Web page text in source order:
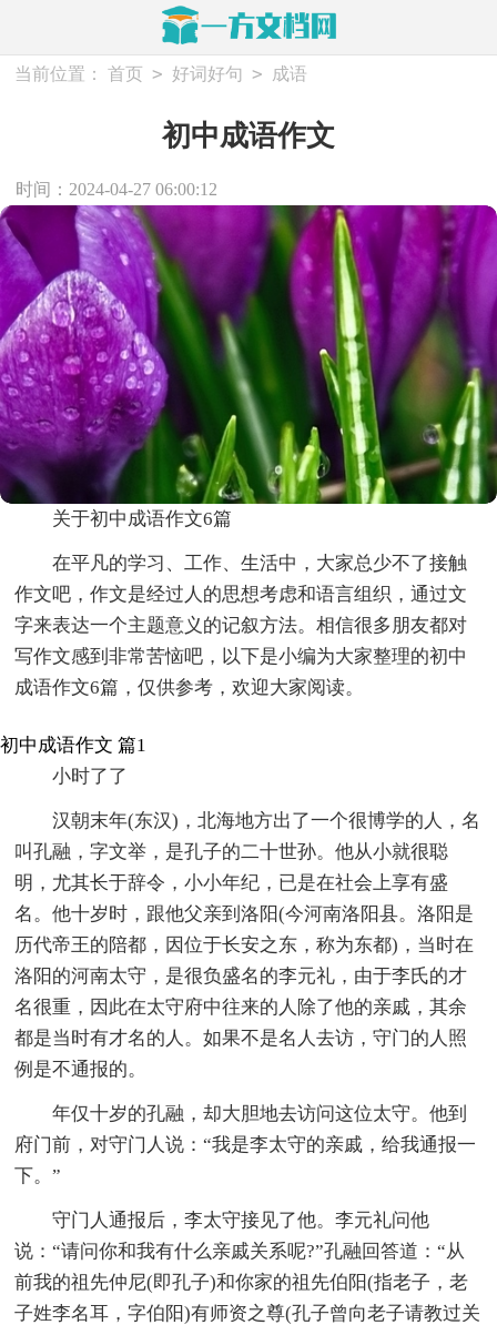
当前位置： 首页 > 好词好句 > 成语
初中成语作文
时间：2024-04-27 06:00:12
关于初中成语作文6篇
在平凡的学习、工作、生活中，大家总少不了接触
作文吧，作文是经过人的思想考虑和语言组织，通过文
字来表达一个主题意义的记叙方法。相信很多朋友都对
写作文感到非常苦恼吧，以下是小编为大家整理的初中
成语作文6篇，仅供参考，欢迎大家阅读。
初中成语作文 篇1
小时了了
汉朝末年(东汉)，北海地方出了一个很博学的人，名
叫孔融，字文举，是孔子的二十世孙。他从小就很聪
明，尤其长于辞令，小小年纪，已是在社会上享有盛
名。他十岁时，跟他父亲到洛阳(今河南洛阳县。洛阳是
历代帝王的陪都，因位于长安之东，称为东都)，当时在
洛阳的河南太守，是很负盛名的李元礼，由于李氏的才
名很重，因此在太守府中往来的人除了他的亲戚，其余
都是当时有才名的人。如果不是名人去访，守门的人照
例是不通报的。
年仅十岁的孔融，却大胆地去访问这位太守。他到
府门前，对守门人说：“我是李太守的亲戚，给我通报一
下。”
守门人通报后，李太守接见了他。李元礼问他
说：“请问你和我有什么亲戚关系呢?”孔融回答道：“从
前我的祖先仲尼(即孔子)和你家的祖先伯阳(指老子，老
子姓李名耳，字伯阳)有师资之尊(孔子曾向老子请教过关